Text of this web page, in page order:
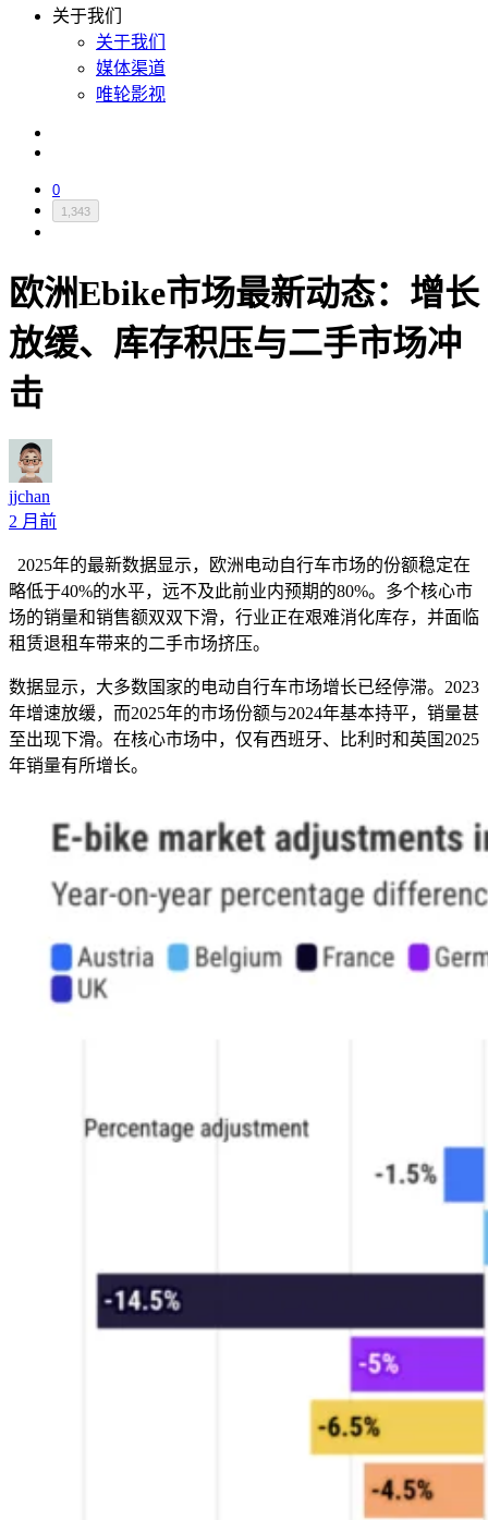
关于我们
关于我们
媒体渠道
唯轮影视
0
1,343
欧洲Ebike市场最新动态：增长
放缓、库存积压与二手市场冲
击
jjchan
2 月前
2025年的最新数据显示，欧洲电动自行车市场的份额稳定在
略低于40%的水平，远不及此前业内预期的80%。多个核心市
场的销量和销售额双双下滑，行业正在艰难消化库存，并面临
租赁退租车带来的二手市场挤压。
数据显示，大多数国家的电动自行车市场增长已经停滞。2023
年增速放缓，而2025年的市场份额与2024年基本持平，销量甚
至出现下滑。在核心市场中，仅有西班牙、比利时和英国2025
年销量有所增长。